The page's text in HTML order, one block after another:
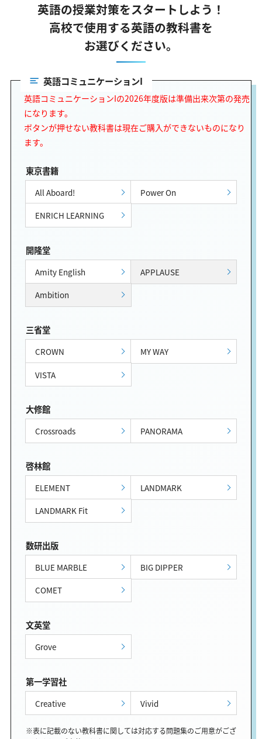
英語の授業対策をスタートしよう！
高校で使用する英語の教科書を
お選びください。
英語コミュニケーションI
英語コミュニケーションIの2026年度版は準備出来次第の発売
になります。
ボタンが押せない教科書は現在ご購入ができないものになり
ます。
東京書籍
All Aboard!
Power On
ENRICH LEARNING
開隆堂
Amity English
APPLAUSE
Ambition
三省堂
CROWN
MY WAY
VISTA
大修館
Crossroads PANORAMA
啓林館
ELEMENT
LANDMARK
LANDMARK Fit
数研出版
BLUE MARBLE
BIG DIPPER
COMET
文英堂
Grove
第一学習社
Creative Vivid
※表に記載のない教科書に関しては対応する問題集のご用意がござ